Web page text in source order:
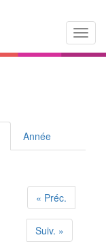
Année
« Préc.
Suiv. »